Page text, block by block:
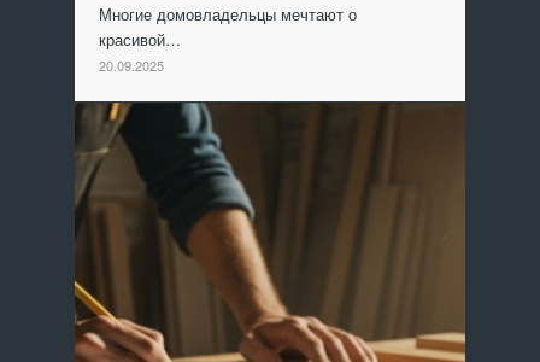
Многие домовладельцы мечтают о
красивой…
20.09.2025